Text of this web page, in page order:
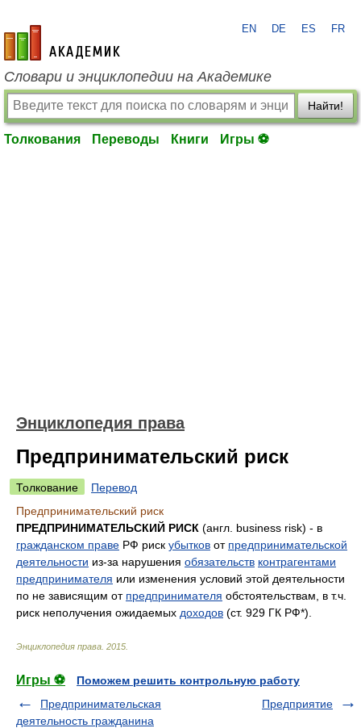
academic.ru
EN DE ES FR
Словари и энциклопедии на Академике
Найти!
Толкования Переводы Книги Игры ⚽
Энциклопедия права
Предпринимательский риск
Толкование
Перевод
Предпринимательский риск
ПРЕДПРИНИМАТЕЛЬСКИЙ РИСК (англ. business risk) - в
гражданском праве РФ риск убытков от предпринимательской
деятельности из-за нарушения обязательств контрагентами
предпринимателя или изменения условий этой деятельности
по не зависящим от предпринимателя обстоятельствам, в т.ч.
риск неполучения ожидаемых доходов (ст. 929 ГК РФ*).
Энциклопедия права 2015
Игры ⚽
Поможем решить контрольную работу
Предпринимательская
деятельность гражданина
Предприятие